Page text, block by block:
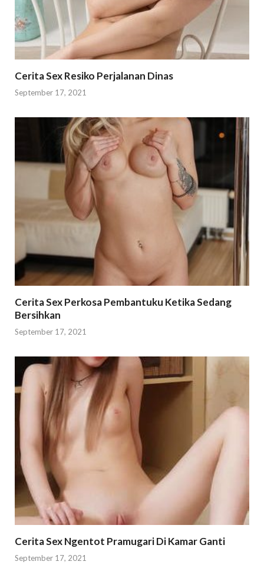
Cerita Sex Resiko Perjalanan Dinas
September 17, 2021
Cerita Sex Perkosa Pembantuku Ketika Sedang
Bersihkan
September 17, 2021
Cerita Sex Ngentot Pramugari Di Kamar Ganti
September 17, 2021